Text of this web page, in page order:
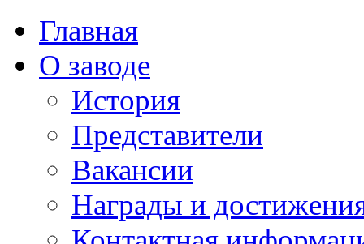
Главная
О заводе
История
Представители
Вакансии
Награды и